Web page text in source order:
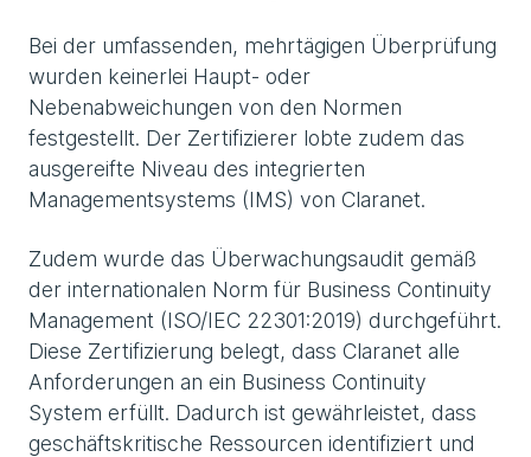
Bei der umfassenden, mehrtägigen Überprüfung
wurden keinerlei Haupt- oder
Nebenabweichungen von den Normen
festgestellt. Der Zertifizierer lobte zudem das
ausgereifte Niveau des integrierten
Managementsystems (IMS) von Claranet.
Zudem wurde das Überwachungsaudit gemäß
der internationalen Norm für Business Continuity
Management (ISO/IEC 22301:2019) durchgeführt.
Diese Zertifizierung belegt, dass Claranet alle
Anforderungen an ein Business Continuity
System erfüllt. Dadurch ist gewährleistet, dass
geschäftskritische Ressourcen identifiziert und